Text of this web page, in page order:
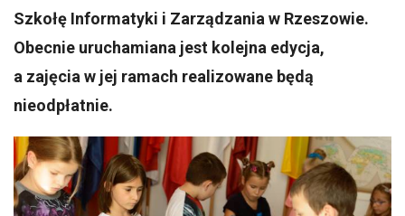
Szkołę Informatyki i Zarządzania w Rzeszowie.
Obecnie uruchamiana jest kolejna edycja,
a zajęcia w jej ramach realizowane będą
nieodpłatnie.